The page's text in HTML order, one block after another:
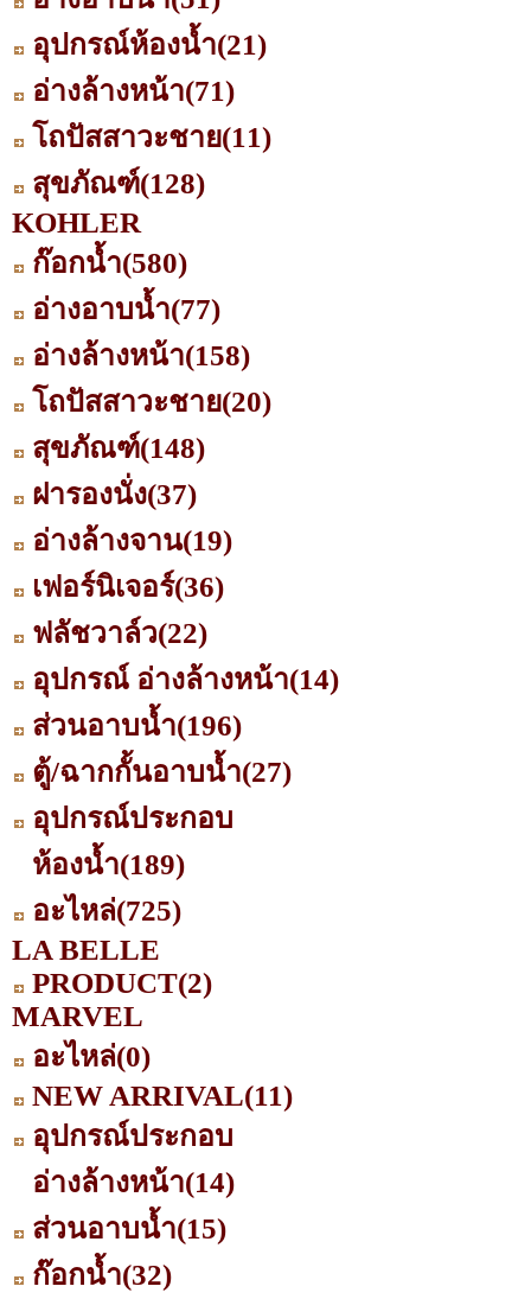
อุปกรณ์ห้องน้ำ(21)
อ่างล้างหน้า(71)
โถปัสสาวะชาย(11)
สุขภัณฑ์(128)
KOHLER
ก๊อกน้ำ(580)
อ่างอาบน้ำ(77)
อ่างล้างหน้า(158)
โถปัสสาวะชาย(20)
สุขภัณฑ์(148)
ฝารองนั่ง(37)
อ่างล้างจาน(19)
เฟอร์นิเจอร์(36)
ฟลัชวาล์ว(22)
อุปกรณ์ อ่างล้างหน้า(14)
ส่วนอาบน้ำ(196)
ตู้/ฉากกั้นอาบน้ำ(27)
อุปกรณ์ประกอบ
ห้องน้ำ(189)
อะไหล่(725)
LA BELLE
PRODUCT(2)
MARVEL
อะไหล่(0)
NEW ARRIVAL(11)
อุปกรณ์ประกอบ
อ่างล้างหน้า(14)
ส่วนอาบน้ำ(15)
ก๊อกน้ำ(32)